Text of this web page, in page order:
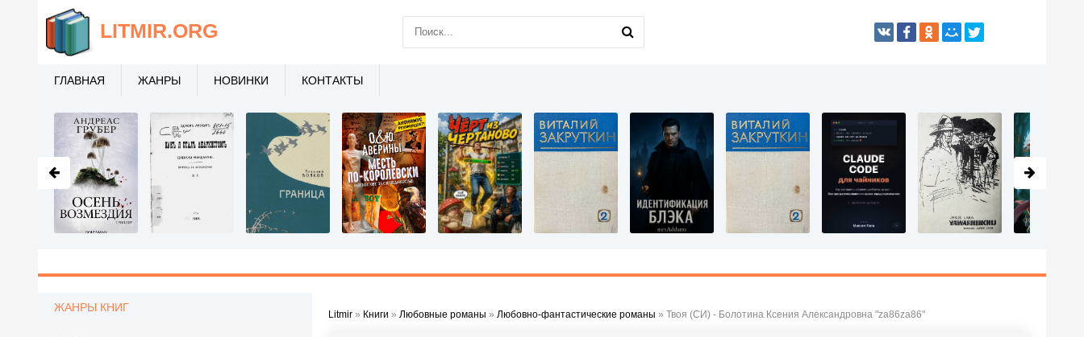
Litmir » Книги » Любовные романы » Любовно-фантастические романы » Твоя (СИ) - Болотина Ксения Александровна "za86za86"
ЖАНРЫ КНИГ
LITMIR.ORG
ГЛАВНАЯ ЖАНРЫ НОВИНКИ КОНТАКТЫ